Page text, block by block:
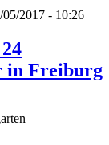
2017 - 10:26
in Freiburg